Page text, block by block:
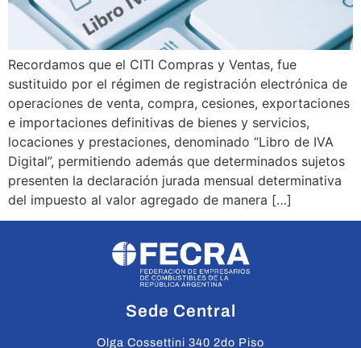
Recordamos que el CITI Compras y Ventas, fue
sustituido por el régimen de registración electrónica de
operaciones de venta, compra, cesiones, exportaciones
e importaciones definitivas de bienes y servicios,
locaciones y prestaciones, denominado “Libro de IVA
Digital”, permitiendo además que determinados sujetos
presenten la declaración jurada mensual determinativa
del impuesto al valor agregado de manera […]
Sede Central
Olga Cossettini 340 2do Piso